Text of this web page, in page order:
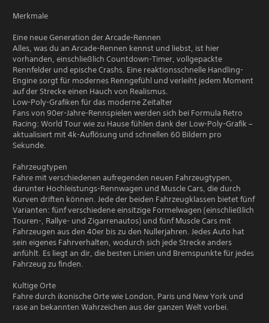
Merkmale
Eine neue Generation der Arcade-Rennen
Alles, was du an Arcade-Rennen kennst und liebst, ist hier
vorhanden, einschließlich Countdown-Timer, vollgepackte
Rennfelder und epische Crashs. Eine reaktionsschnelle Handling-
Engine sorgt für modernes Renngefühl und verleiht jedem Moment
auf der Strecke einen Hauch von Realismus.
Low-Poly-Grafiken für das moderne Zeitalter
Fans von 90er-Jahre-Rennspielen werden sich bei Formula Retro
Racing: World Tour wie zu Hause fühlen dank der Low-Poly-Grafik –
aktualisiert mit 4k-Auflösung und schnellen 60 Bildern pro
Sekunde.
Fahrzeugtypen
Fahre mit verschiedenen aufregenden neuen Fahrzeugtypen,
darunter Hochleistungs-Rennwagen und Muscle Cars, die durch
Kurven driften können. Jede der beiden Fahrzeugklassen bietet fünf
Varianten: fünf verschiedene einsitzige Formelwagen (einschließlich
Touren-, Rallye- und Zigarrenautos) und fünf Muscle Cars mit
Fahrzeugen aus den 40er bis zu den Nullerjahren. Jedes Auto hat
sein eigenes Fahrverhalten, wodurch sich jede Strecke anders
anfühlt. Es liegt an dir, die besten Linien und Bremspunkte für jedes
Fahrzeug zu finden.
Kultige Orte
Fahre durch ikonische Orte wie London, Paris und New York und
rase an bekannten Wahrzeichen aus der ganzen Welt vorbei.